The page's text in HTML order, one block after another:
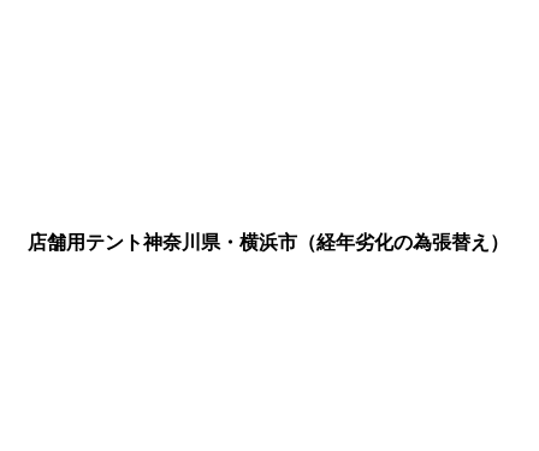
店舗用テント神奈川県・横浜市（経年劣化の為張替え）